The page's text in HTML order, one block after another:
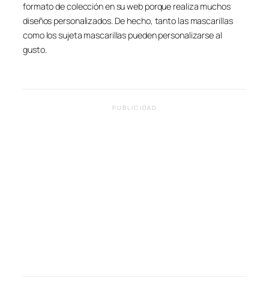
formato de colección en su web porque realiza muchos
diseños personalizados. De hecho, tanto las mascarillas
como los sujeta mascarillas pueden personalizarse al
gusto.
PUBLICIDAD